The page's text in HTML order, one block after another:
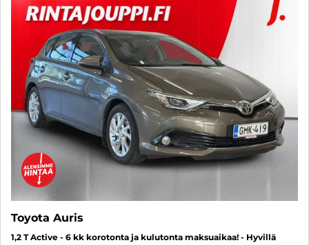
Toyota Auris
1,2 T Active - 6 kk korotonta ja kulutonta maksuaikaa! - Hyvillä